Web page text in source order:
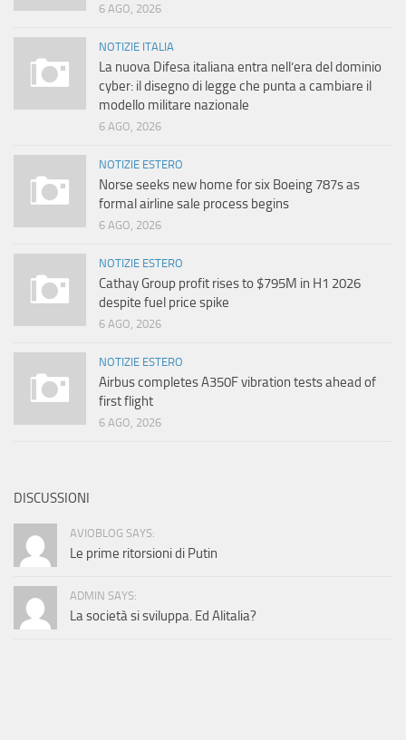
6 AGO, 2026
NOTIZIE ITALIA
La nuova Difesa italiana entra nell’era del dominio
cyber: il disegno di legge che punta a cambiare il
modello militare nazionale
6 AGO, 2026
NOTIZIE ESTERO
Norse seeks new home for six Boeing 787s as
formal airline sale process begins
6 AGO, 2026
NOTIZIE ESTERO
Cathay Group profit rises to $795M in H1 2026
despite fuel price spike
6 AGO, 2026
NOTIZIE ESTERO
Airbus completes A350F vibration tests ahead of
first flight
6 AGO, 2026
DISCUSSIONI
AVIOBLOG SAYS:
Le prime ritorsioni di Putin
ADMIN SAYS:
La società si sviluppa. Ed Alitalia?